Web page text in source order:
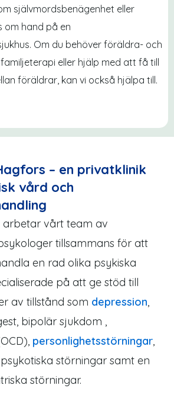
självmordsbenägenhet eller
om hand på en
Om du behöver föräldra- och
eller hjälp med att få till
föräldrar, kan vi också hjälpa till.
– en privatklinik
vård och
arbetar vårt team av
tillsammans för att
en rad olika psykiska
på att ge stöd till
av tillstånd som depression,
bipolär sjukdom ,
personlighetsstörningar,
störningar samt en
störningar.